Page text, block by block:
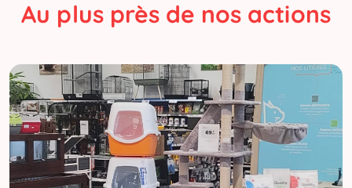
Au plus près de nos actions